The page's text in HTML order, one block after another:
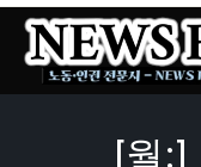
Skip
content
뉴스필드
노동·인권 전문지
[월:]